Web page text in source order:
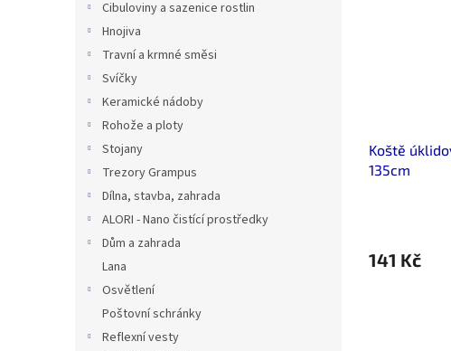
Cibuloviny a sazenice rostlin
Hnojiva
Travní a krmné směsi
Svíčky
Keramické nádoby
Rohože a ploty
Stojany
Trezory Grampus
Dílna, stavba, zahrada
ALORI - Nano čistící prostředky
Dům a zahrada
Lana
Osvětlení
Poštovní schránky
Reflexní vesty
Koště
135cm
141 Kč